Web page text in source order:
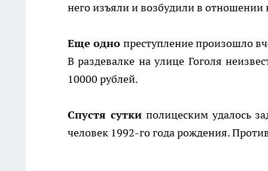
него изъяли и возбудили в отношении
Еще одно преступление произошло
В раздевалке на улице Гоголя
10000 рублей.
Спустя суткиполицеским удалось
человек 1992-го года рождения.